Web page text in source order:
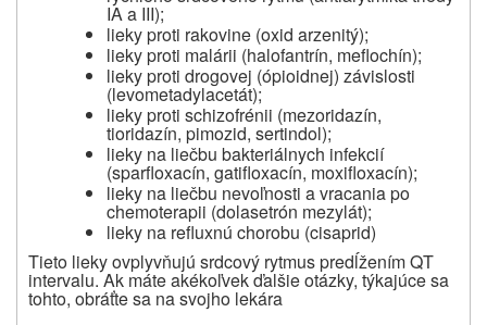
IA a III);
lieky proti rakovine (oxid arzenitý);
lieky proti malárii (halofantrín, meflochín);
lieky proti drogovej (ópioidnej) závislosti
(levometadylacetát);
lieky proti schizofrénii (mezoridazín,
tioridazín, pimozid, sertindol);
lieky na liečbu bakteriálnych infekcií
(sparfloxacín, gatifloxacín, moxifloxacín);
lieky na liečbu nevoľnosti a vracania po
chemoterapii (dolasetrón mezylát);
lieky na refluxnú chorobu (cisaprid)
Tieto lieky ovplyvňujú srdcový rytmus predĺžením QT
intervalu. Ak máte akékoľvek ďalšie otázky, týkajúce sa
tohto, obráťte sa na svojho lekára